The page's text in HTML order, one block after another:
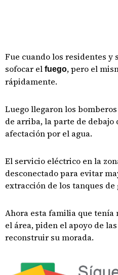
Fue cuando los residentes y
sofocar el fuego, pero el
rápidamente.
Luego llegaron los
de arriba, la parte de
afectación por el agua.
El servicio eléctrico en la
desconectado para evitar
extracción de los tanques de
Ahora esta familia que tenía
el área, piden el apoyo de
reconstruir su morada.